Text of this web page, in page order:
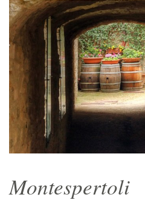
Montespertoli